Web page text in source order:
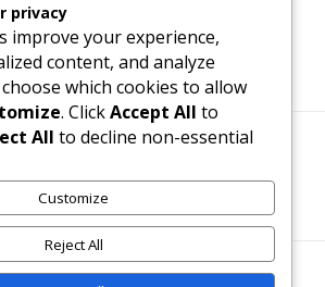
30,66lei
& Protecția Datelor (GDPR)
CARTI.RO ©2026 TOATE DREPTURILE
privacy
improve your experience,
content, and analyze
which cookies to allow
. ClickAccept All to
All to decline non-essential
Customize
Reject All